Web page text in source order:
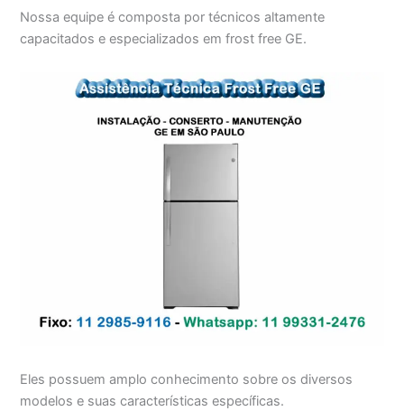
Nossa equipe é composta por técnicos altamente
capacitados e especializados em frost free GE.
Eles possuem amplo conhecimento sobre os diversos
modelos e suas características específicas.